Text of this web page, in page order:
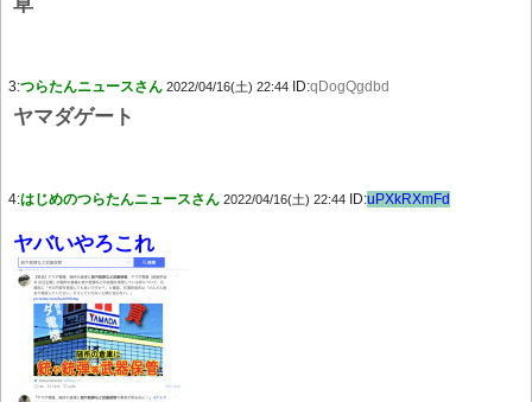
3:つらたんニュースさん 2022/04/16(土) 22:44 ID:qDogQgdbd
ヤマダゲート
4:はじめのつらたんニュースさん 2022/04/16(土) 22:44 ID:uPXkRXmFd
ヤバいやろこれ